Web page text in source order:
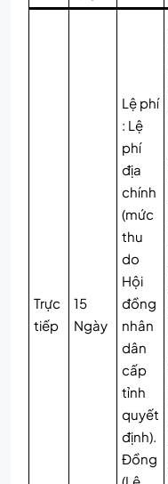
Trực
tiếp
15
Ngày
Lệ phí
: Lệ
phí
địa
chính
(mức
thu
do
Hội
đồng
nhân
dân
cấp
tỉnh
quyết
định).
Đồng